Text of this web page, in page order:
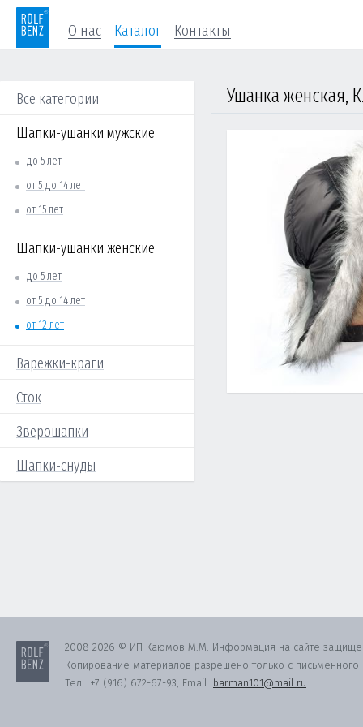
О нас Каталог Контакты
Все категории
Шапки-ушанки мужские
до 5 лет
от 5 до 14 лет
от 15 лет
Шапки-ушанки женские
до 5 лет
от 5 до 14 лет
от 12 лет
Варежки-краги
Сток
Зверошапки
Шапки-снуды
Ушанка женская,
2008-2026 © ИП Каюмов М.М. Информация на сайте
Копирование материалов разрешено только с письменного
Тел.: +7 (916) 672-67-93, Email: barman101@mail.ru